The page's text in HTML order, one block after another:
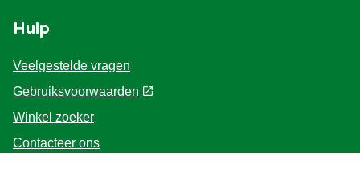
Hulp
Veelgestelde vragen
Gebruiksvoorwaarden
Winkel zoeker
Contacteer ons